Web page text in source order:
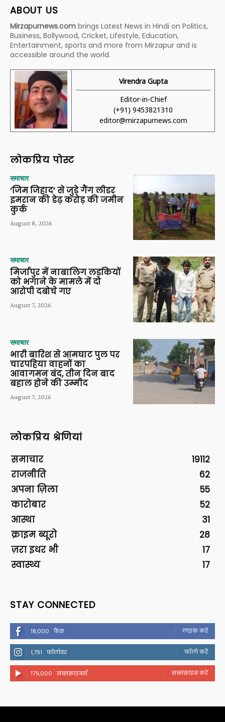
ABOUT US
Mirzapurnews.com brings Latest News in Hindi on Politics,
Business, Bollywood, Cricket, Lifestyle, Education,
Entertainment, sports and more from Mirzapur and is
accessible around the world.
Virendra Gupta
Editor-in-Chief
(+91) 9453821310
editor@mirzapurnews.com
लोकप्रिय पोस्ट
समाचार
‘जिम जिहाद’ से जुड़े गैंग लीडर
इमरान की डेढ़ करोड़ की जमीन
कुर्क
August 8, 2026
समाचार
मिर्जापुर में नाबालिग लड़कियों
को भगाने के मामले में दो
आरोपी दबोचे गए
August 7, 2026
समाचार
भारी बारिश से आमघाट पुल पर
चारपहिया वाहनों का
आवागमन बंद, तीन दिन बाद
बहाल होने की उम्मीद
August 7, 2026
लोकप्रिय श्रेणियां
समाचार
19112
राजनीति
62
अपना ज़िला
55
कारोबार
52
आस्था
31
क्राइम ब्यूरो
28
ज़रा इधर भी
17
स्वास्थ्य
17
STAY CONNECTED
18,000 फैंस लाइक करें
1,791 फॉलोवर फॉलो करें
179,000 सब्सक्राइबर्स सब्सक्राइब करें